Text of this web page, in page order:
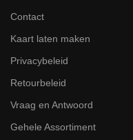
Contact
Kaart laten maken
Privacybeleid
Retourbeleid
Vraag en Antwoord
Gehele Assortiment